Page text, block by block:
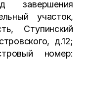
завершения
участок,
Ступинский
д.12;
номер: